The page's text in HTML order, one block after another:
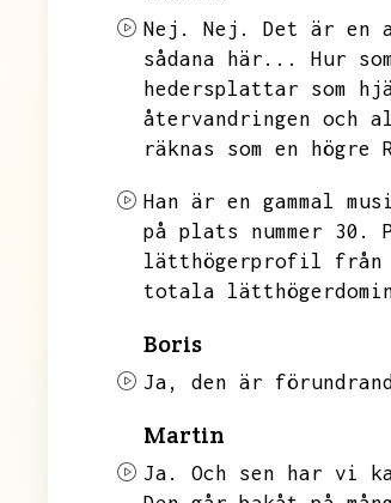
Nej. Nej. Det är en
sådana här...
Hur
hedersplattar som
återvandringen och
räknas som en högre
Han är en gammal
på plats nummer 30.
lätthögerprofil från
totala
Boris
Ja, den är
Martin
Ja. Och sen har vi